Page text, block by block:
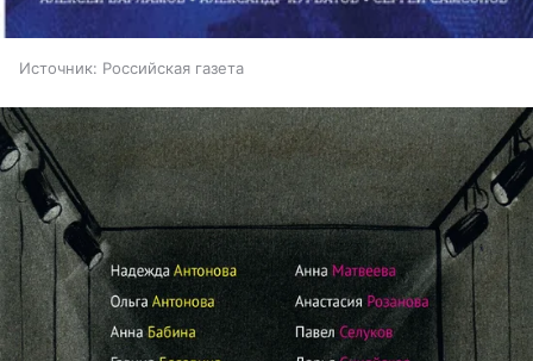
Источник: Российская газета